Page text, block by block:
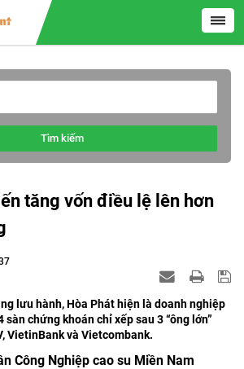
Tìm kiếm
tăng vốn điều lệ lên hơn
lưu hành, Hòa Phát hiện là doanh nghiệp
chứng khoán chỉ xếp sau 3 “ông lớn”
VietinBank và Vietcombank.
Công Nghiệp cao su Miền Nam